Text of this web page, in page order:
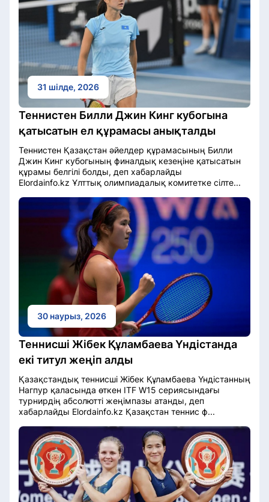
31 шілде, 2026
Теннистен Билли Джин Кинг кубогына
қатысатын ел құрамасы анықталды
Теннистен Қазақстан әйелдер құрамасының Билли
Джин Кинг кубогының финалдық кезеңіне қатысатын
құрамы белгілі болды, деп хабарлайды
Elordainfo.kz Ұлттық олимпиадалық комитетке сілте...
30 наурыз, 2026
Теннисші Жібек Құламбаева Үндістанда
екі титул жеңіп алды
Қазақстандық теннисші Жібек Құламбаева Үндістанның
Нагпур қаласында өткен ITF W15 сериясындағы
турнирдің абсолютті жеңімпазы атанды, деп
хабарлайды Elordainfo.kz Қазақстан теннис ф...